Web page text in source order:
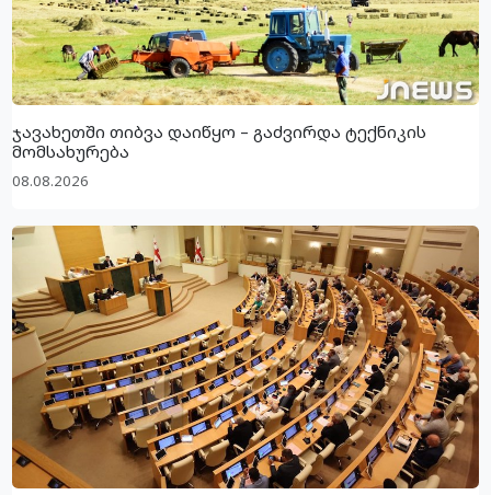
ჯავახეთში თიბვა დაიწყო – გაძვირდა ტექნიკის
მომსახურება
08.08.2026